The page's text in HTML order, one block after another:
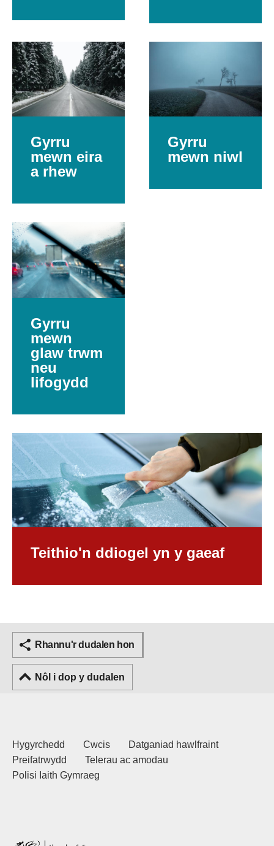
Gyrru
mewn eira
a rhew
Gyrru
mewn niwl
Gyrru
mewn
glaw trwm
neu
lifogydd
Teithio'n ddiogel yn y gaeaf
Rhannu'r dudalen hon
Nôl i dop y dudalen
Hygyrchedd Cwcis
Datganiad hawlfraint
Preifatrwydd
Telerau ac amodau
Polisi Iaith Gymraeg